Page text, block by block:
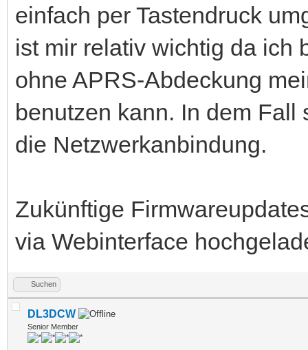
einfach per Tastendruck
ist mir relativ wichtig da ich
ohne APRS-Abdeckung
benutzen kann. In dem Fall
die Netzwerkanbindung.
Zukünftige
via Webinterface
Suchen
DL3DCW
Senior Member